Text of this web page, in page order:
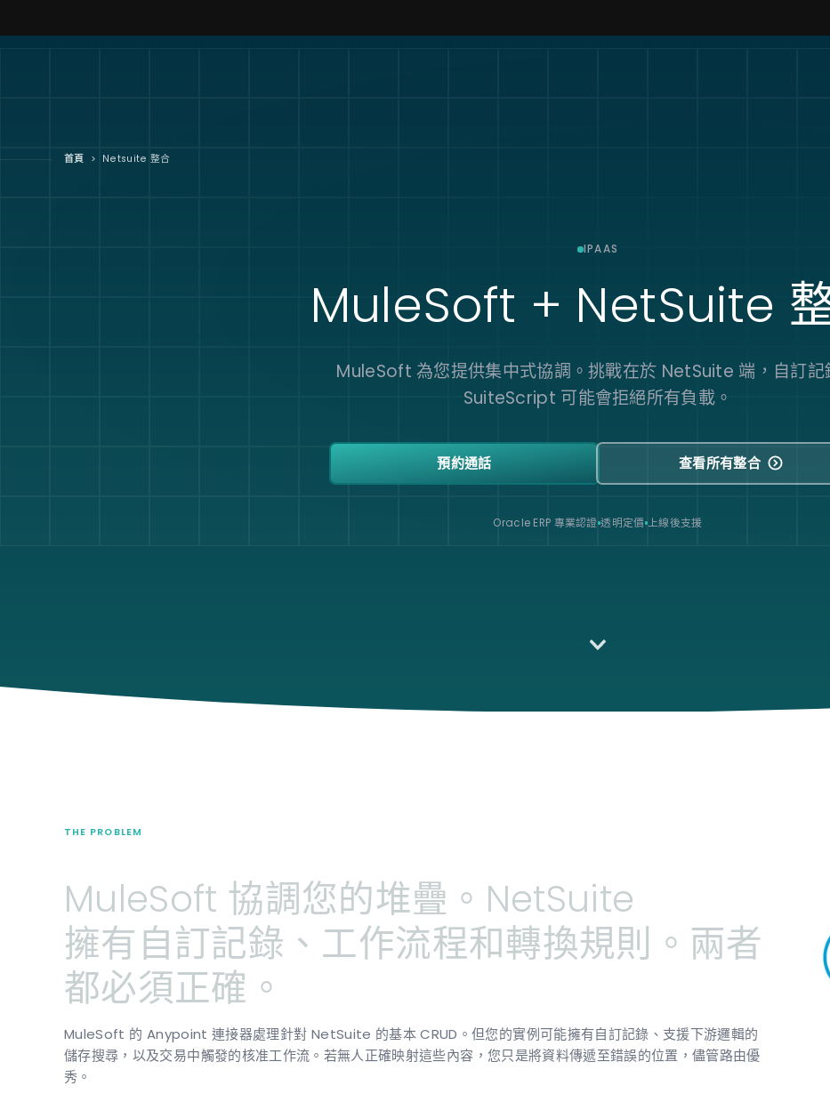
首頁 > Netsuite 整合
IPAAS
MuleSoft + NetSuite
MuleSoft 為您提供集中式協調。挑戰在於 NetSuite 端，自訂記
SuiteScript 可能會拒絕所有負載。
預約通話 查看所有整合
Oracle ERP 專業認證 透明定價 上線後支援
THE PROBLEM
MuleSoft 協調您的堆疊。NetSuite
擁有自訂記錄、工作流程和轉換規則。兩者
都必須正確。
MuleSoft 的 Anypoint 連接器處理針對 NetSuite 的基本 CRUD。但您的實例可能擁有自訂記錄、支援下游邏輯的
儲存搜尋，以及交易中觸發的核准工作流。若無人正確映射這些內容，您只是將資料傳遞至錯誤的位置，儘管路由優
秀。